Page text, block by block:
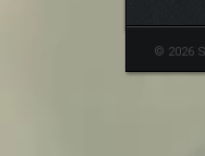
© 2026